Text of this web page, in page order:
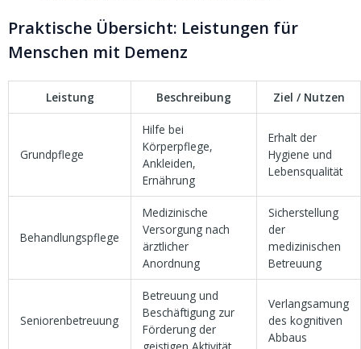
Praktische Übersicht: Leistungen für
Menschen mit Demenz
Leistung Beschreibung Ziel / Nutzen
Grundpflege
Hilfe bei
Körperpflege,
Ankleiden,
Ernährung
Erhalt der
Hygiene und
Lebensqualität
Behandlungspflege
Medizinische
Versorgung nach
ärztlicher
Anordnung
Sicherstellung
der
medizinischen
Betreuung
Seniorenbetreuung
Betreuung und
Beschäftigung zur
Förderung der
geistigen Aktivität
Verlangsamung
des kognitiven
Abbaus